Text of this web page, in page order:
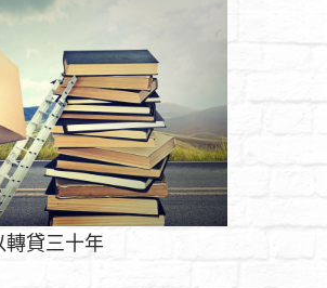
彰化房屋二胎貸款增貸